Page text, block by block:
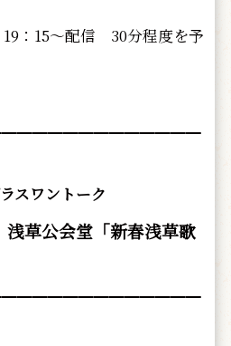
19：15～配信 30分程度を予
スワントーク
草公会堂「新春浅草歌